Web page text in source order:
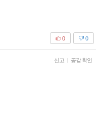
0
0
신고 | 공감 확인